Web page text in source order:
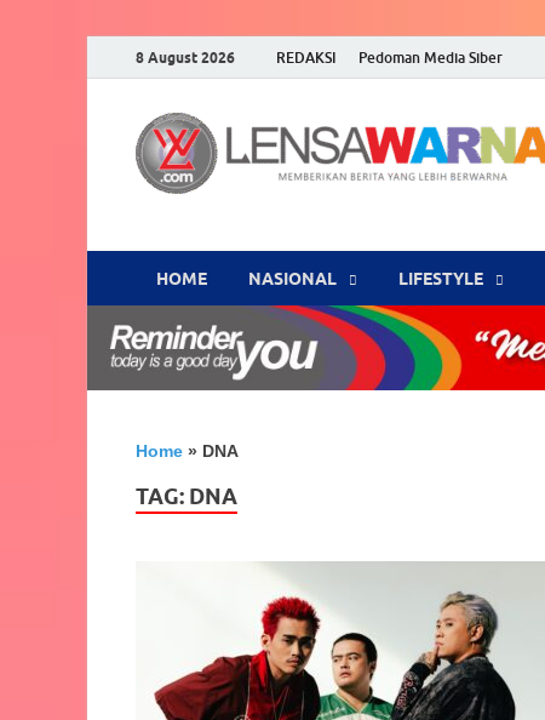
8 August 2026 REDAKSI Pedoman Media Siber
HOME NASIONAL ‎LIFESTYLE
Home » DNA
TAG: DNA